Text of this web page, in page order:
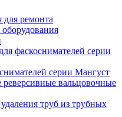
ремонта
оборудования
фаскоснимателей серии
серии Мангуст
вальцовочные
труб из трубных